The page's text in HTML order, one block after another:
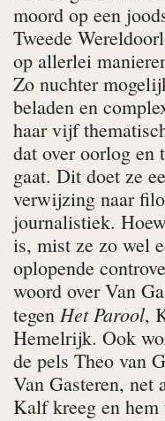
moord op een
Tweede
op allerlei
Zo nuchter
beladen en
haar vijf
dat over oorlog en
gaat. Dit doet ze
verwijzing naar
journalistiek.
is, mist ze zo wel
oplopende
woord over Van
tegen Het Parool,
Hemelrijk. Ook
de pels Theo van
Van Gasteren, net
Kalf kreeg en hem